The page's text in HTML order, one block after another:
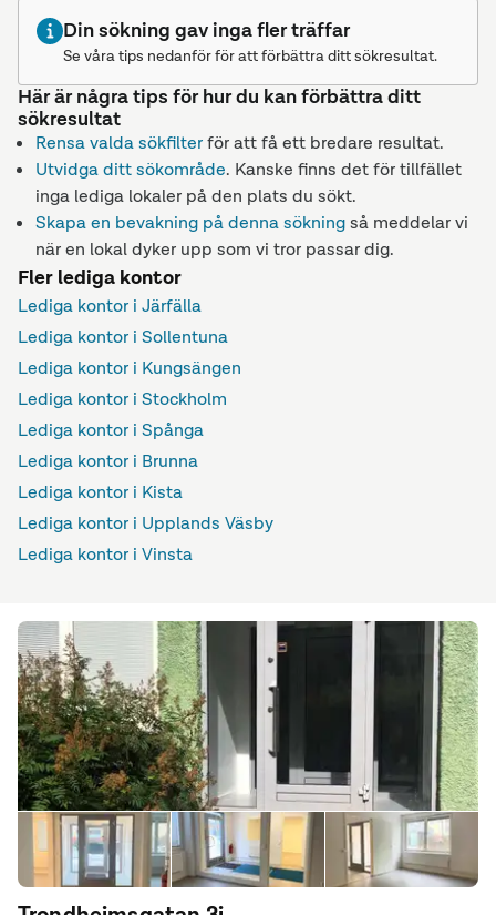
Din sökning gav inga fler träffar
Se våra tips nedanför för att förbättra ditt sökresultat.
Här är några tips för hur du kan förbättra ditt
sökresultat
Rensa valda sökfilterför att få ett bredare resultat.
Utvidga ditt sökområde. Kanske finns det för tillfället
inga lediga lokaler på den plats du sökt.
Skapa en bevakning på denna sökningså meddelar vi
när en lokal dyker upp som vi tror passar dig.
Fler lediga kontor
Lediga kontor i Järfälla
Lediga kontor i Sollentuna
Lediga kontor i Kungsängen
Lediga kontor i Stockholm
Lediga kontor i Spånga
Lediga kontor i Brunna
Lediga kontor i Kista
Lediga kontor i Upplands Väsby
Lediga kontor i Vinsta